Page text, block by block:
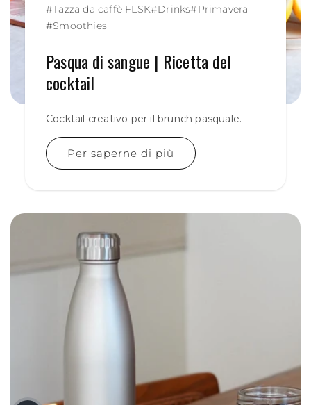
#Drinks
#Tazza da caffè FLSK
#Primavera
#Smoothies
Pasqua di sangue | Ricetta del
cocktail
Cocktail creativo per il brunch pasquale.
Per saperne di più